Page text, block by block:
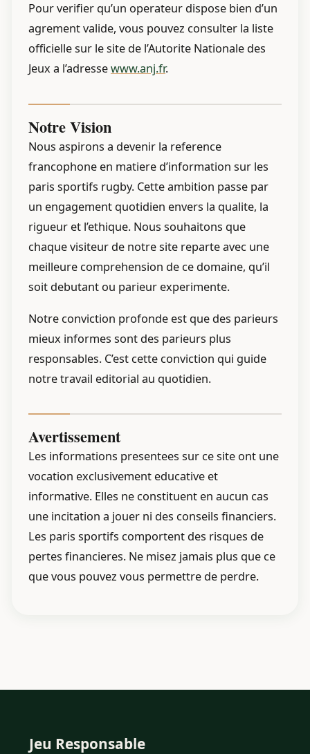
Pour verifier qu’un operateur dispose bien d’un
agrement valide, vous pouvez consulter la liste
officielle sur le site de l’Autorite Nationale des
Jeux a l’adressewww.anj.fr.
Notre Vision
Nous aspirons a devenir la reference
francophone en matiere d’information sur les
paris sportifs rugby. Cette ambition passe par
un engagement quotidien envers la qualite, la
rigueur et l’ethique. Nous souhaitons que
chaque visiteur de notre site reparte avec une
meilleure comprehension de ce domaine, qu’il
soit debutant ou parieur experimente.
Notre conviction profonde est que des parieurs
mieux informes sont des parieurs plus
responsables. C’est cette conviction qui guide
notre travail editorial au quotidien.
Avertissement
Les informations presentees sur ce site ont une
vocation exclusivement educative et
informative. Elles ne constituent en aucun cas
une incitation a jouer ni des conseils financiers.
Les paris sportifs comportent des risques de
pertes financieres. Ne misez jamais plus que ce
que vous pouvez vous permettre de perdre.
Jeu Responsable